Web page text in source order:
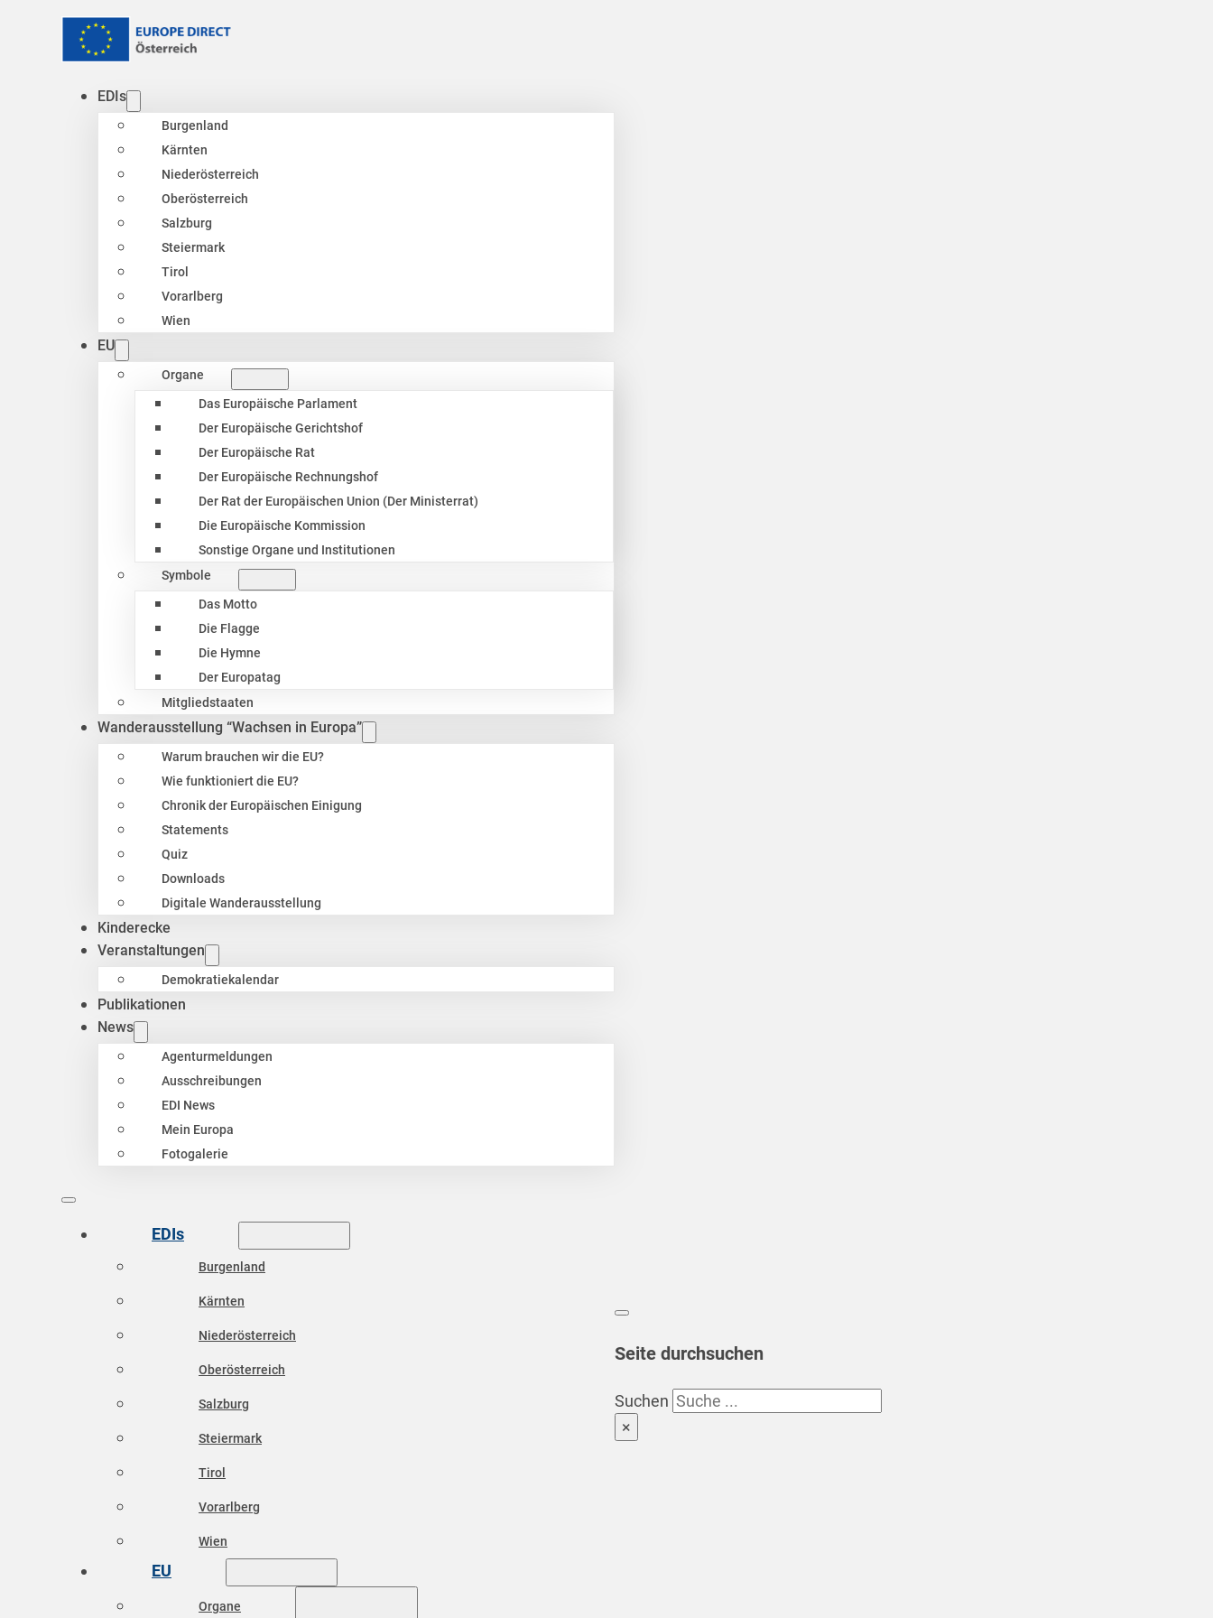
EDIs
Burgenland
Kärnten
Niederösterreich
Oberösterreich
Salzburg
Steiermark
Tirol
Vorarlberg
Wien
EU
Organe
Das Europäische Parlament
Der Europäische Gerichtshof
Der Europäische Rat
Der Europäische Rechnungshof
Der Rat der Europäischen Union (Der Ministerrat)
Die Europäische Kommission
Sonstige Organe und Institutionen
Symbole
Das Motto
Die Flagge
Die Hymne
Der Europatag
Mitgliedstaaten
Wanderausstellung “Wachsen in Europa”
Warum brauchen wir die EU?
Wie funktioniert die EU?
Chronik der Europäischen Einigung
Statements
Quiz
Downloads
Digitale Wanderausstellung
Kinderecke
Veranstaltungen
Demokratiekalendar
Publikationen
News
Agenturmeldungen
Ausschreibungen
EDI News
Mein Europa
Fotogalerie
EDIs
Burgenland
Kärnten
Niederösterreich
Oberösterreich
Salzburg
Steiermark
Tirol
Vorarlberg
Wien
EU
Organe
Seite durchsuchen
Suchen
×